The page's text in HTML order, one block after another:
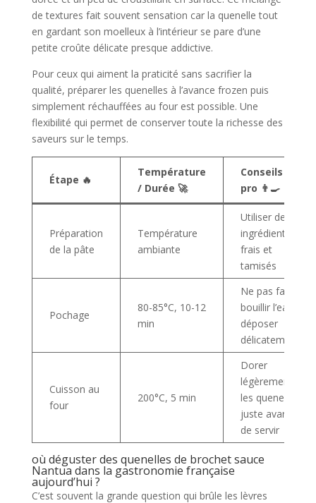
de textures fait souvent sensation car la quenelle tout
en gardant son moelleux à l’intérieur se pare d’une
petite croûte délicate presque addictive.
Pour ceux qui aiment la praticité sans sacrifier la
qualité, préparer les quenelles à l’avance frozen puis
simplement réchauffées au four est possible. Une
flexibilité qui permet de conserver toute la richesse des
saveurs sur le temps.
Étape 🔥
Température
/ Durée 🚀
Conseils de
pro 👨‍🍳
Préparation
de la pâte
Température
ambiante
Utiliser des
ingrédients
frais et
tamisés
Pochage
80-85°C, 10-12
min
Ne pas faire
bouillir l’eau,
déposer
délicatement
Cuisson au
four
200°C, 5 min
Dorer
légèrement
les quenelles
juste avant
de servir
où déguster des quenelles de brochet sauce
Nantua dans la gastronomie française
aujourd’hui ?
C’est souvent la grande question qui brûle les lèvres